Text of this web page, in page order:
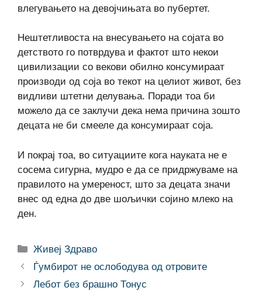
влегувањето на девојчињата во пубертет.
Нештетливоста на внесувањето на сојата во
детството го потврдува и фактот што некои
цивилизации со векови обилно консумираат
производи од соја во текот на целиот живот, без
видливи штетни делувања. Поради тоа би
можело да се заклучи дека нема причина зошто
децата не би смееле да консумираат соја.
И покрај тоа, во ситуациите кога науката не е
сосема сигурна, мудро е да се придржуваме на
правилото на умереност, што за децата значи
внес од една до две шољички сојино млеко на
ден.
Categories
Живеј Здраво
Ѓумбирот не ослободува од отровите
Лебот без брашно Тонус